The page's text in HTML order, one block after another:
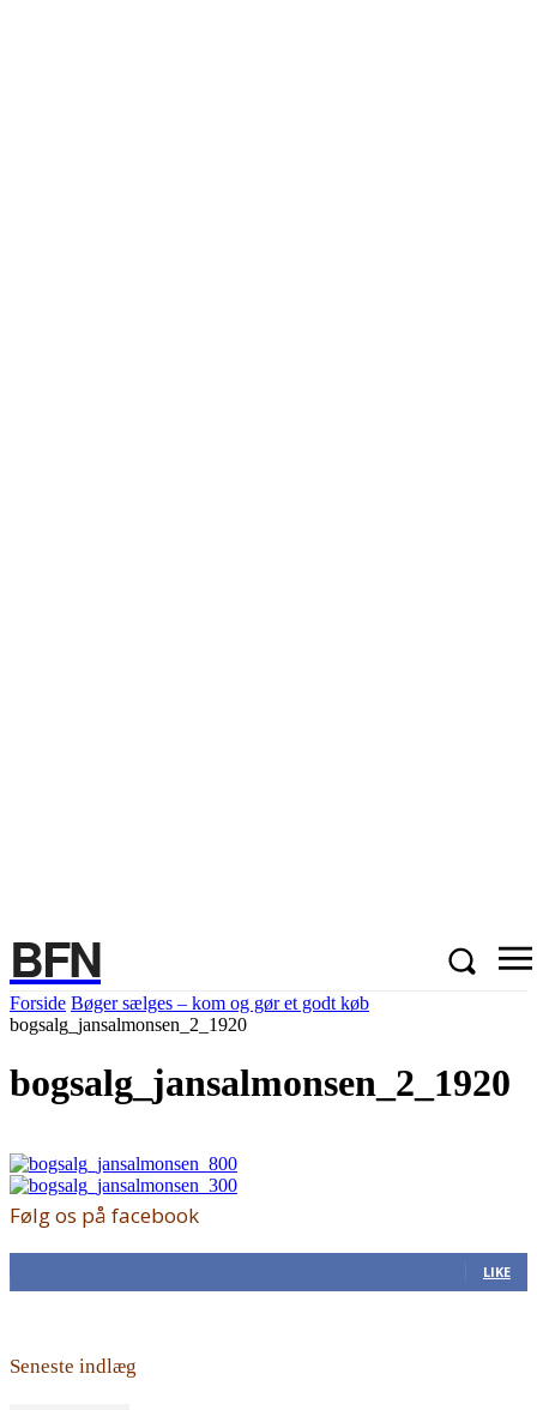
BFN
Forside Bøger sælges – kom og gør et godt køb
bogsalg_jansalmonsen_2_1920
bogsalg_jansalmonsen_2_1920
Følg os på facebook
LIKE
Seneste indlæg